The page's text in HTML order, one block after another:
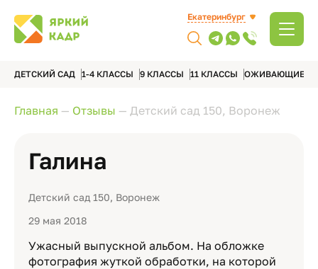
Екатеринбург
ДЕТСКИЙ САД 1-4 КЛАССЫ 9 КЛАССЫ 11 КЛАССЫ ОЖИВАЮЩИЕ
Главная — Отзывы — Детский сад 150, Воронеж
Галина
Детский сад 150, Воронеж
29 мая 2018
Ужасный выпускной альбом. На обложке
фотография жуткой обработки, на которой